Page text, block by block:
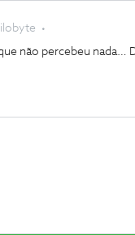
não percebeu nada…